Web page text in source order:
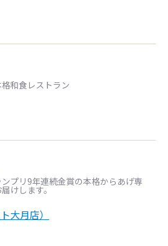
和食レストラン
プリ9年連続金賞の本格からあげ専
けします。
大月店）